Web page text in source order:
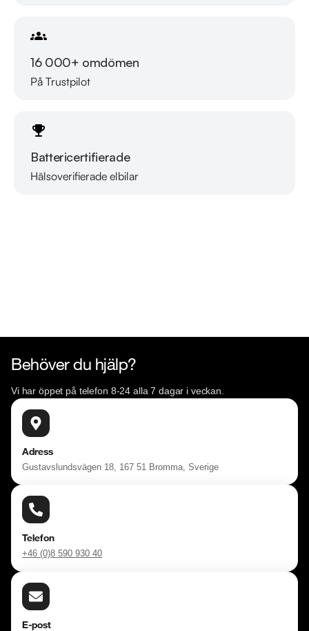
16 000+ omdömen
På Trustpilot
Battericertifierade
Hälsoverifierade elbilar
Läs mer om oss
Behöver du hjälp?
Vi har öppet på telefon 8-24 alla 7 dagar i veckan.
Adress
Gustavslundsvägen 18, 167 51 Bromma, Sverige
Telefon
+46 (0)8 590 930 40
E-post